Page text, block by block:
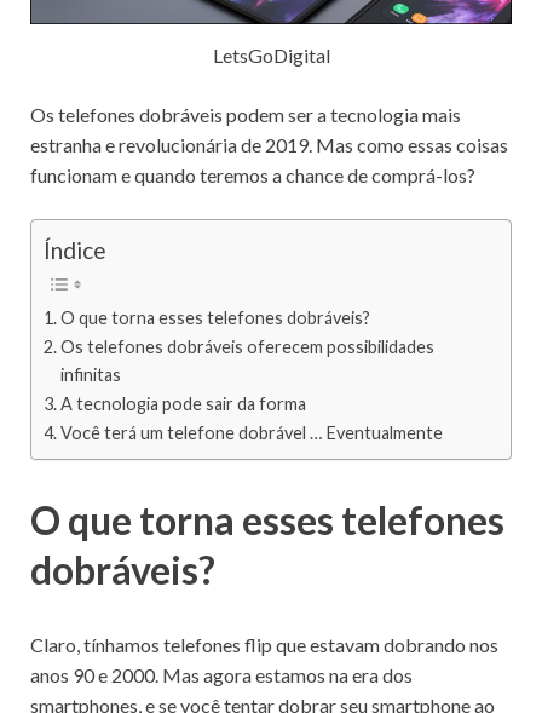
LetsGoDigital
Os telefones dobráveis ​​podem ser a tecnologia mais
estranha e revolucionária de 2019. Mas como essas coisas
funcionam e quando teremos a chance de comprá-los?
Índice
O que torna esses telefones dobráveis?
Os telefones dobráveis ​​oferecem possibilidades
infinitas
A tecnologia pode sair da forma
Você terá um telefone dobrável … Eventualmente
O que torna esses telefones
dobráveis?
Claro, tínhamos telefones flip que estavam dobrando nos
anos 90 e 2000. Mas agora estamos na era dos
smartphones, e se você tentar dobrar seu smartphone ao